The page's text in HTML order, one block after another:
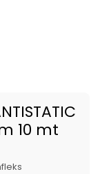
10 mt